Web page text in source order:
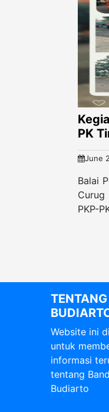
PK
June
Balai
PKP-
TENTANG
Website ini
untuk
informasi
tentang
Budiarto